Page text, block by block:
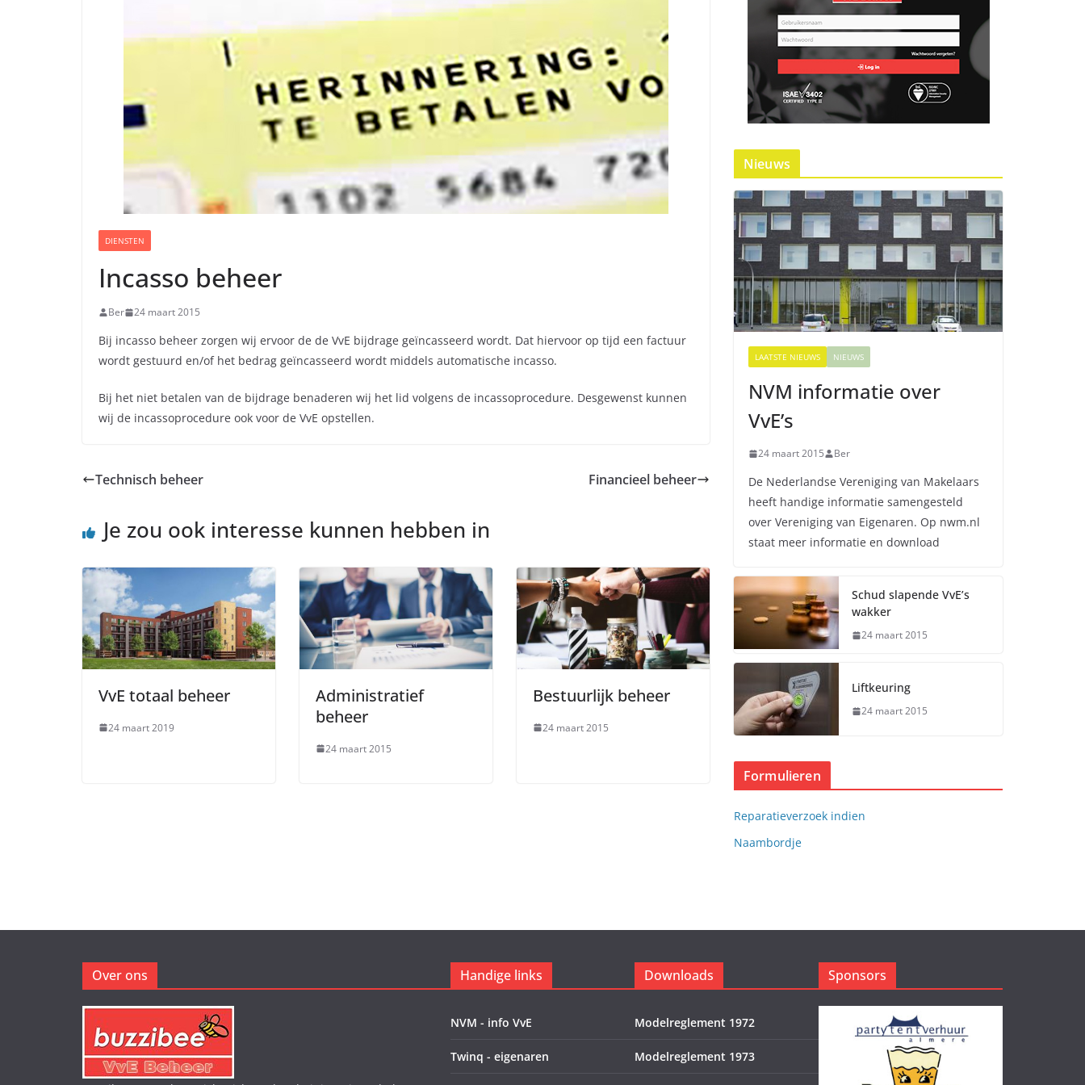
DIENSTEN
Incasso beheer
Ber 24 maart 2015
Bij incasso beheer zorgen wij ervoor de de VvE bijdrage geïncasseerd wordt. Dat hiervoor op tijd een factuur
wordt gestuurd en/of het bedrag geïncasseerd wordt middels automatische incasso.
Bij het niet betalen van de bijdrage benaderen wij het lid volgens de incassoprocedure. Desgewenst kunnen
wij de incassoprocedure ook voor de VvE opstellen.
Technisch beheer Financieel beheer
Je zou ook interesse kunnen hebben in
VvE totaal beheer
24 maart 2019
Administratief
beheer
24 maart 2015
Bestuurlijk beheer
24 maart 2015
Nieuws
LAATSTE NIEUWS NIEUWS
NVM informatie over
VvE’s
24 maart 2015 Ber
De Nederlandse Vereniging van Makelaars
heeft handige informatie samengesteld
over Vereniging van Eigenaren. Op nwm.nl
staat meer informatie en download
Schud slapende VvE’s
wakker
24 maart 2015
Liftkeuring
24 maart 2015
Formulieren
Reparatieverzoek indien
Naambordje
Over ons Handige links
NVM - info VvE
Twinq - eigenaren
Downloads
Modelreglement 1972
Modelreglement 1973
Sponsors